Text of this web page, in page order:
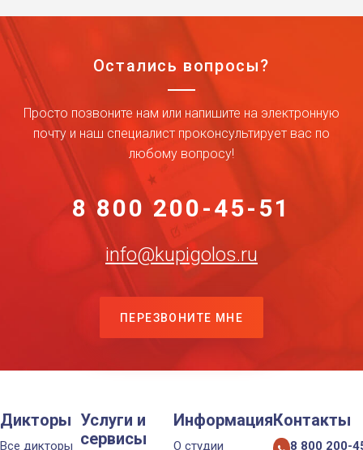
Остались вопросы?
Просто позвоните нам или напишите на электронную
почту и наш специалист проконсультирует вас по
любому вопросу!
8 800 200-45-51
info@kupigolos.ru
ПЕРЕЗВОНИТЕ МНЕ
Дикторы
Все дикторы
Услуги и
сервисы
Информация
О студии
Контакты
8 800 200-